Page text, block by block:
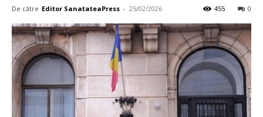
De către Editor SanatateaPress - 25/02/2026 0
455